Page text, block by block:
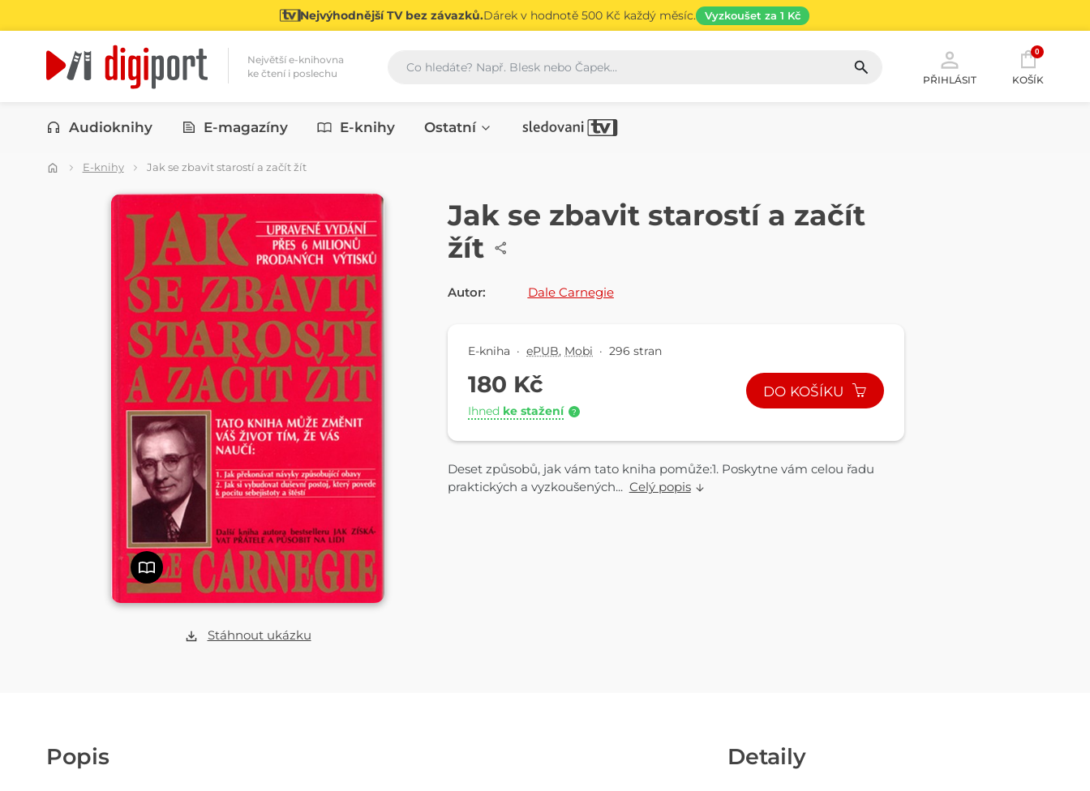
Nejvýhodnější TV bez závazků.Dárek v hodnotě 500 Kč každý měsíc. Vyzkoušet za 1 Kč
Největší e-knihovna
ke čtení i poslechu
Vyhledávání
PŘIHLÁSIT
0
KOŠÍK
Kategorie
Audioknihy E-magazíny E-knihy Ostatní
E-knihy Jak se zbavit starostí a začít žít
Stáhnout ukázku
E-KNIHA
Jak se zbavit starostí a začít
žít
Autor: Dale Carnegie
E-kniha · ePUB, Mobi · 296 stran
180 Kč
Ihned ke stažení ?
DO KOŠÍKU
Deset způsobů, jak vám tato kniha pomůže:1. Poskytne vám celou řadu
praktických a vyzkoušených... Celý popis
Popis Detaily